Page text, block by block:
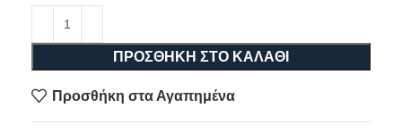
ΠΡΟΣΘΉΚΗ ΣΤΟ ΚΑΛΆΘΙ
Προσθήκη στα Αγαπημένα